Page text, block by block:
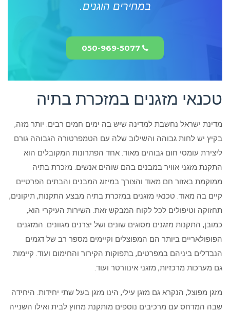
במחירים הוגנים.
050-969-5077
טכנאי מזגנים במזכרת בתיה
מדינת ישראל נחשבת למדינה שיש בה ימים חמים רבים. יותר מזה,
בקיץ יש לחות גבוהה והשילוב שלה עם הטמפרטורה הגבוהה גורם
ליצירת עומסי חום גבוהים מאוד. אחד הפתרונות המקובלים הוא
התקנת מזגני אוויר במבנים בהם שוהים אנשים. מזכרת בתיה
ממוקמת באזור חם מאוד והצורך במיזוג המבנים והבתים הפרטיים
קיים בה מאוד. טכנאי מזגנים במזכרת בתיה מבצע התקנות, תיקונים,
תחזוקה וטיפולים לכל לקוח המבקש זאת. השירות העיקרי הוא,
כמובן, התקנות מזגנים מסוגים שונים ושל יצרנים מגוונים. המזגנים
הפופולאריים ביותר הם המפוצלים וקיימים מספר רב של דגמים
הנבדלים ביניהם במפרטים, בתפוקות הקירור והחימום ועוד. קיימות
גם מערכות מרכזיות, מזגני אינוורטר ועוד.
מזגן מפוצל, הנקרא גם מזגן עילי, הינו מזגן בעל שתי יחידות. היחידה
שבה המדחס עם מרכיבים נוספים מותקנת מחוץ לבית ואילו השנייה